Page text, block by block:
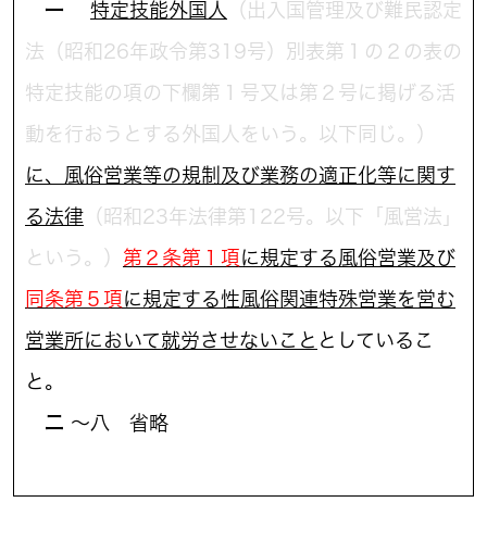
一 特定技能外国人 （出入国管理及び難民認定
法（昭和26年政令第319号）別表第１の２の表の
特定技能の項の下欄第１号又は第２号に掲げる活
動を行おうとする外国人をいう。以下同じ。）
に、風俗営業等の規制及び業務の適正化等に関す
る法律 （昭和23年法律第122号。以下「風営法」
という。） 第２条第１項 に規定する風俗営業及び
同条第５項 に規定する性風俗関連特殊営業を営む
営業所において就労させないこと としているこ
と。
二 ～八 省略